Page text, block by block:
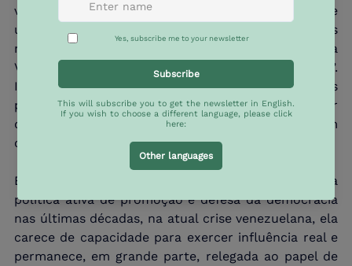
venezuelano e o sequestro de seu presidente
ultrapassam uma linha inaceitável. Esses atos
representam uma grave afronta à soberania da
Venezuela e ameaçam a comunidade internacional”.
Isso ilustra a discrepância entre as principais
posições dos países sul-americanos e explica por
que o Mercosul também não conseguiu chegar a um
consenso sobre uma resposta conjunta.
Embora a União Europeia tenha mantido uma
política ativa de promoção e defesa da democracia
nas últimas décadas, na atual crise venezuelana, ela
carece de capacidade para exercer influência real e
permanece, em grande parte, relegada ao papel de